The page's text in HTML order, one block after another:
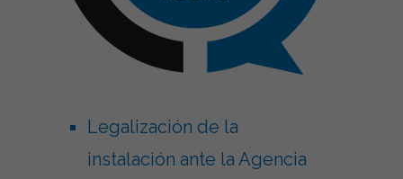
Legalización de la
instalación ante la Agencia